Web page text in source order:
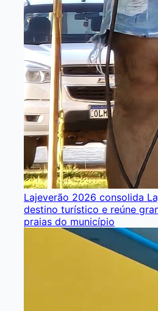
Lajeverão 2026 consolida
destino turístico e reúne
praias do município